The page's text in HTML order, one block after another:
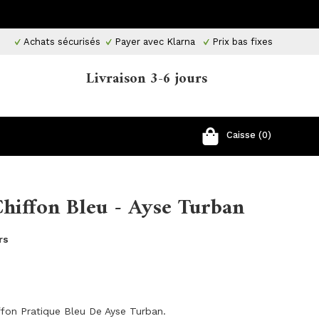
Achats sécurisés Payer avec Klarna Prix ​​bas fixes
Livraison 3-6 jours
Caisse (0)
Bleu - Ayse Turban
Pratique Bleu De Ayse Turban.